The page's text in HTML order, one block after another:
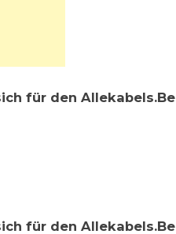
für den
für den